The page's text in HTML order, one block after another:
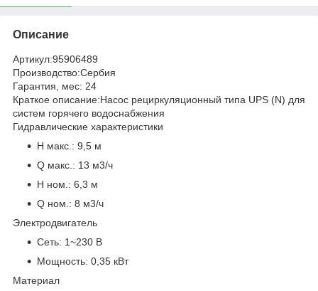
Описание
Артикул:95906489
Производство:Сербия
Гарантия, мес: 24
Краткое описание:Насос рециркуляционный типа UPS (N) для
систем горячего водоснабжения
Гидравлические характеристики
H макс.: 9,5 м
Q макс.: 13 м3/ч
H ном.: 6,3 м
Q ном.: 8 м3/ч
Электродвигатель
Сеть: 1~230 В
Мощность: 0,35 кВт
Материал